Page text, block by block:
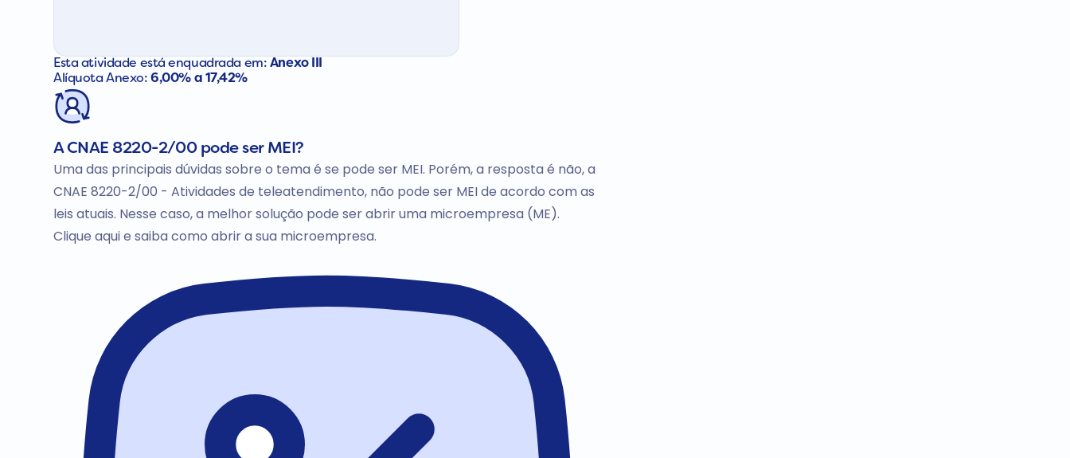
Esta atividade está enquadrada em: Anexo III
Alíquota Anexo:6,00% a 17,42%
A CNAE 8220-2/00 pode ser MEI?
Uma das principais dúvidas sobre o tema é se pode ser MEI. Porém, a resposta é não, a
CNAE 8220-2/00 - Atividades de teleatendimento, não pode ser MEI de acordo com as
leis atuais. Nesse caso, a melhor solução pode ser abrir uma microempresa (ME).
Clique aqui e saiba como abrir a sua microempresa.